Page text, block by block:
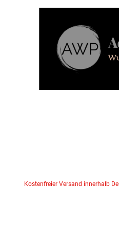
Kostenfreier Versand innerhalb